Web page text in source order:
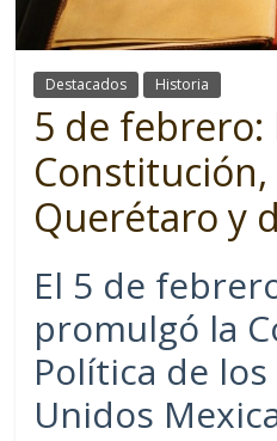
Destacados Historia
5 de febrero:
Querétaro y
El 5 de
promulgó la
Política de
Unidos